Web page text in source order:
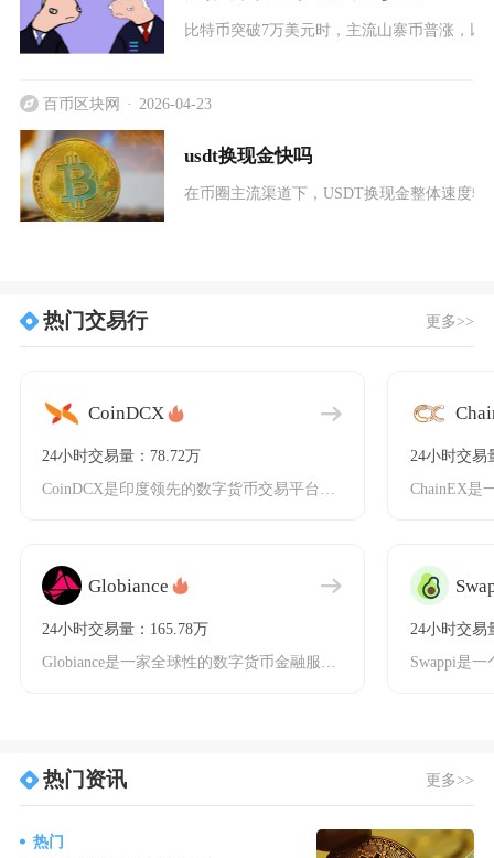
比特币突破7万美元时，主流山寨币普涨，以
百币区块网 2026-04-23
usdt换现金快吗
在币圈主流渠道下，USDT换现金整体速度
热门交易行 更多>>
CoinDCX
24小时交易量：78.72万
CoinDCX是印度领先的数字货币交易平台之一，成立于2018年，致力于为用户提供安全、便
Globiance
24小时交易量：165.78万
24小时交易
24小时交易
热门资讯 更多>>
热门